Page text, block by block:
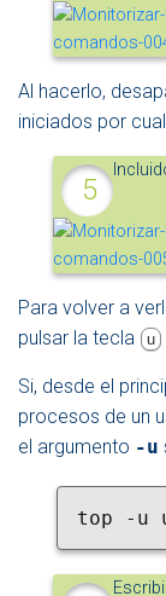
Al hacerlo,
iniciados por
Para volver a
pulsar la tecla
u
Si, desde el
procesos de un
el argumento -u
top -u